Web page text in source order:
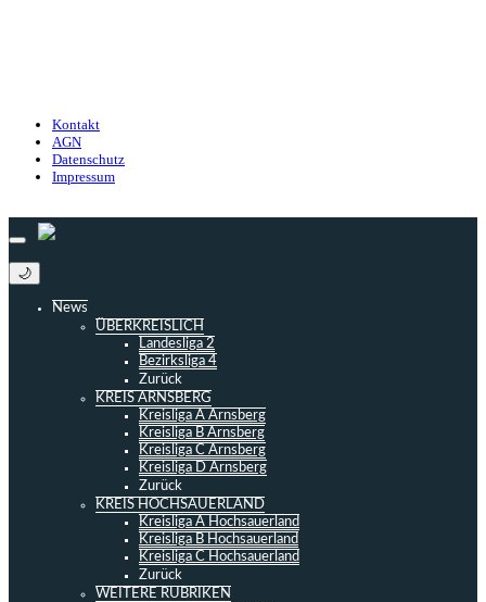
Kontakt
AGN
Datenschutz
Impressum
🌙
News
ÜBERKREISLICH
Landesliga 2
Bezirksliga 4
Zurück
KREIS ARNSBERG
Kreisliga A Arnsberg
Kreisliga B Arnsberg
Kreisliga C Arnsberg
Kreisliga D Arnsberg
Zurück
KREIS HOCHSAUERLAND
Kreisliga A Hochsauerland
Kreisliga B Hochsauerland
Kreisliga C Hochsauerland
Zurück
WEITERE RUBRIKEN